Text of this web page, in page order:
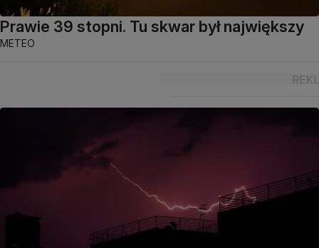
Prawie 39 stopni. Tu skwar był największy
METEO